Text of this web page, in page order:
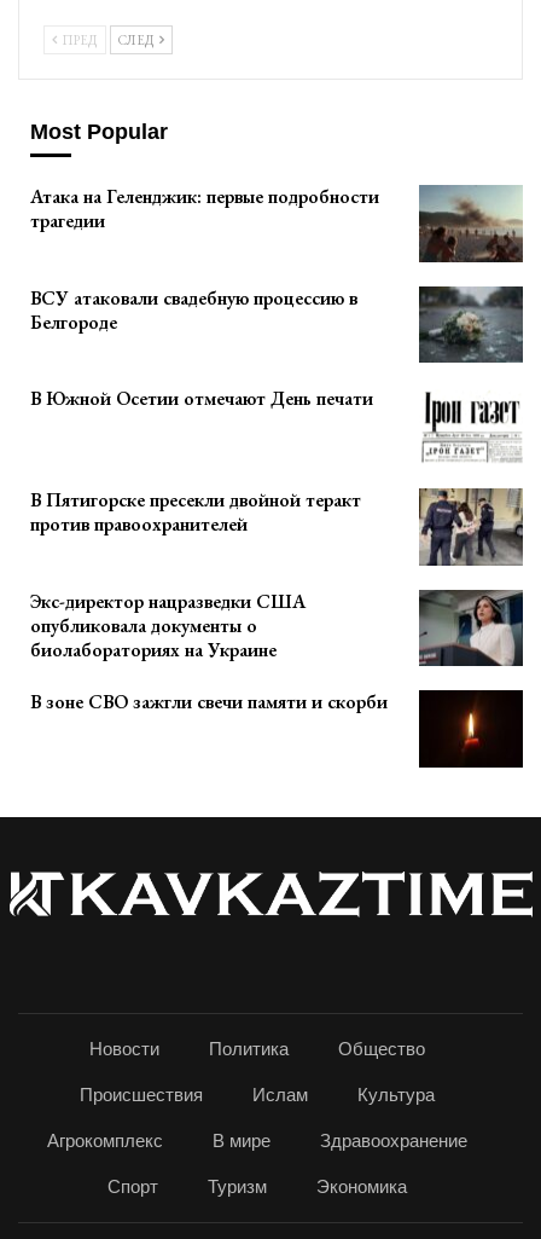
ПРЕД СЛЕД
Most Popular
Атака на Геленджик: первые подробности
трагедии
ВСУ атаковали свадебную процессию в
Белгороде
В Южной Осетии отмечают День печати
В Пятигорске пресекли двойной теракт
против правоохранителей
Экс-директор нацразведки США
опубликовала документы о
биолабораториях на Украине
В зоне СВО зажгли свечи памяти и скорби
Новости Политика Общество
Происшествия Ислам Культура
Агрокомплекс В мире Здравоохранение
Спорт Туризм Экономика